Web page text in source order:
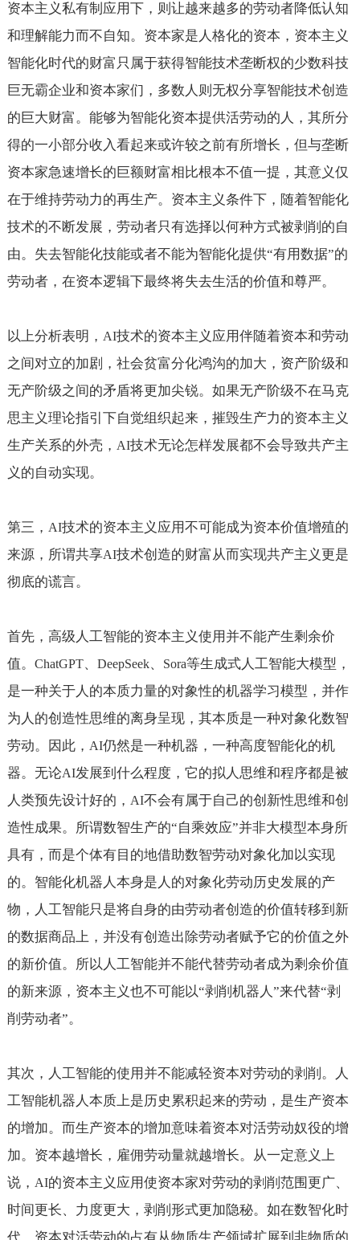
资本主义私有制应用下，则让越来越多的劳动者降低认知
和理解能力而不自知。资本家是人格化的资本，资本主义
智能化时代的财富只属于获得智能技术垄断权的少数科技
巨无霸企业和资本家们，多数人则无权分享智能技术创造
的巨大财富。能够为智能化资本提供活劳动的人，其所分
得的一小部分收入看起来或许较之前有所增长，但与垄断
资本家急速增长的巨额财富相比根本不值一提，其意义仅
在于维持劳动力的再生产。资本主义条件下，随着智能化
技术的不断发展，劳动者只有选择以何种方式被剥削的自
由。失去智能化技能或者不能为智能化提供“有用数据”的
劳动者，在资本逻辑下最终将失去生活的价值和尊严。
以上分析表明， AI技术的资本主义应用伴随着资本和劳动
之间对立的加剧，社会贫富分化鸿沟的加大，资产阶级和
无产阶级之间的矛盾将更加尖锐。如果无产阶级不在马克
思主义理论指引下自觉组织起来，摧毁生产力的资本主义
生产关系的外壳， AI技术无论怎样发展都不会导致共产主
义的自动实现。
第三， AI技术的资本主义应用不可能成为资本价值增殖的
来源，所谓共享AI技术创造的财富从而实现共产主义更是
彻底的谎言。
首先，高级人工智能的资本主义使用并不能产生剩余价
值。 ChatGPT、 DeepSeek、 Sora等生成式人工智能大模型，
是一种关于人的本质力量的对象性的机器学习模型，并作
为人的创造性思维的离身呈现，其本质是一种对象化数智
劳动。因此， AI仍然是一种机器，一种高度智能化的机
器。无论AI发展到什么程度，它的拟人思维和程序都是被
人类预先设计好的， AI不会有属于自己的创新性思维和创
造性成果。所谓数智生产的“自乘效应”并非大模型本身所
具有，而是个体有目的地借助数智劳动对象化加以实现
的。智能化机器人本身是人的对象化劳动历史发展的产
物，人工智能只是将自身的由劳动者创造的价值转移到新
的数据商品上，并没有创造出除劳动者赋予它的价值之外
的新价值。所以人工智能并不能代替劳动者成为剩余价值
的新来源，资本主义也不可能以“剥削机器人”来代替“剥
削劳动者”。
其次，人工智能的使用并不能减轻资本对劳动的剥削。人
工智能机器人本质上是历史累积起来的劳动，是生产资本
的增加。而生产资本的增加意味着资本对活劳动奴役的增
加。资本越增长，雇佣劳动量就越增长。从一定意义上
说， AI的资本主义应用使资本家对劳动的剥削范围更广、
时间更长、力度更大，剥削形式更加隐秘。如在数智化时